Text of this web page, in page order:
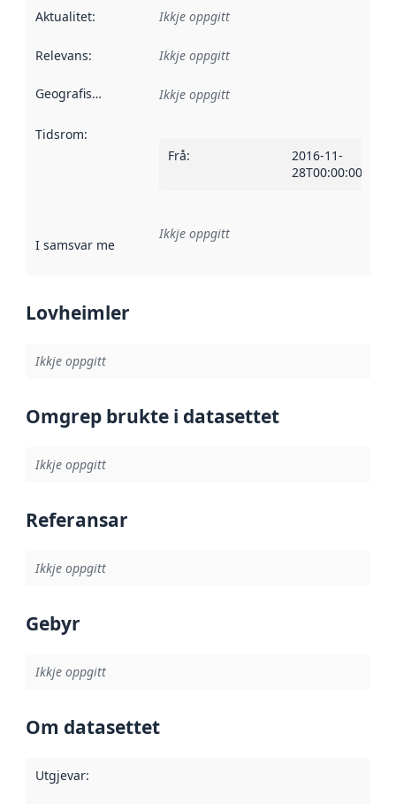
Aktualitet: Ikkje oppgitt
Relevans: Ikkje oppgitt
Geografisk område Ikkje oppgitt
Tidsrom:
Frå:
2016-11-
28T00:00:00Z
I samsvar med Referanse til ei implementeringsregel eller
Ikkje oppgitt
Lovheimler
Ikkje oppgitt
Omgrep brukte i datasettet
Ikkje oppgitt
Referansar
Ikkje oppgitt
Gebyr
Ikkje oppgitt
Om datasettet
Utgjevar: